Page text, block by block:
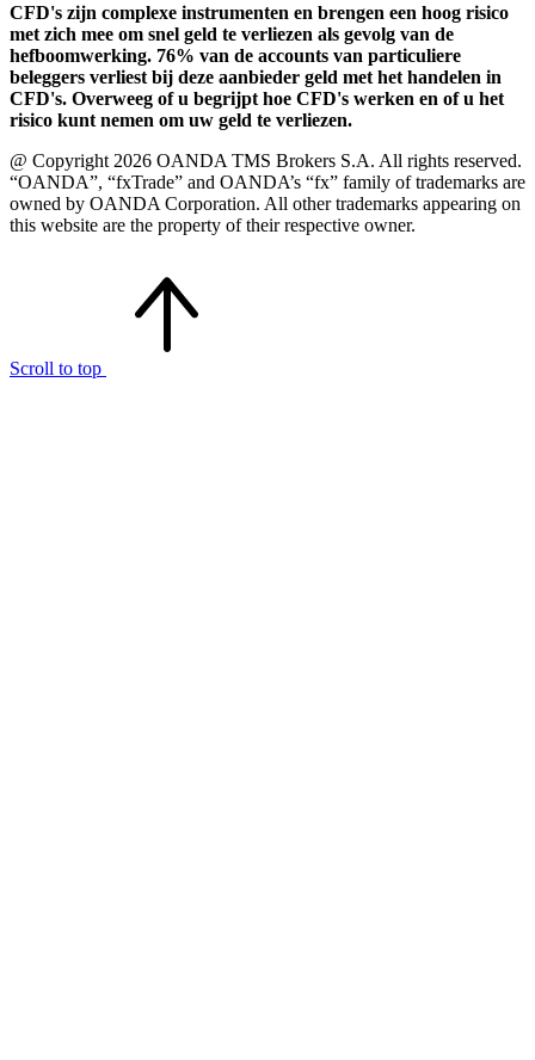
CFD's zijn complexe instrumenten en brengen een hoog risico
met zich mee om snel geld te verliezen als gevolg van de
hefboomwerking. 76% van de accounts van particuliere
beleggers verliest bij deze aanbieder geld met het handelen in
CFD's. Overweeg of u begrijpt hoe CFD's werken en of u het
risico kunt nemen om uw geld te verliezen.
@ Copyright 2026 OANDA TMS Brokers S.A. All rights reserved.
“OANDA”, “fxTrade” and OANDA’s “fx” family of trademarks are
owned by OANDA Corporation. All other trademarks appearing on
this website are the property of their respective owner.
Scroll to top